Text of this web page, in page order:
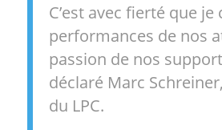
C’est avec fierté que je
performances de nos
passion de nos
déclaré Marc
du LPC.